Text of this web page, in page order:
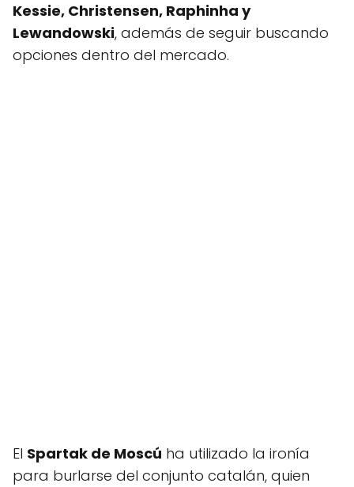
Kessie, Christensen, Raphinha y
Lewandowski, además de seguir buscando
opciones dentro del mercado.
El Spartak de Moscú ha utilizado la ironía
para burlarse del conjunto catalán, quien